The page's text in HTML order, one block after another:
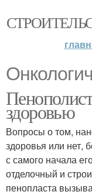
здоровью
Вопросы о том,
здоровья или нет,
с самого начала
отделочный и
пенопласта